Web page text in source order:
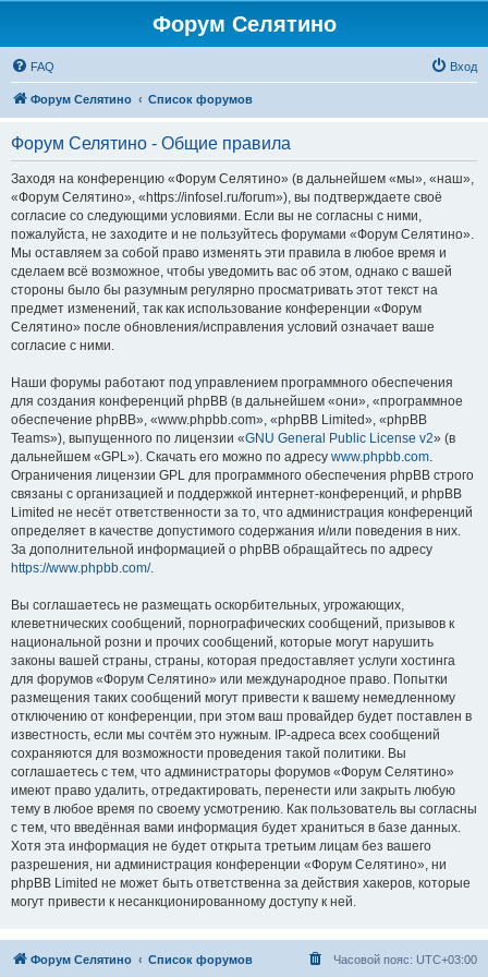
Форум Селятино
FAQ Вход
Форум Селятино Список форумов
Форум Селятино - Общие правила
Заходя на конференцию «Форум Селятино» (в дальнейшем «мы», «наш»,
«Форум Селятино», «https://infosel.ru/forum»), вы подтверждаете своё
согласие со следующими условиями. Если вы не согласны с ними,
пожалуйста, не заходите и не пользуйтесь форумами «Форум Селятино».
Мы оставляем за собой право изменять эти правила в любое время и
сделаем всё возможное, чтобы уведомить вас об этом, однако с вашей
стороны было бы разумным регулярно просматривать этот текст на
предмет изменений, так как использование конференции «Форум
Селятино» после обновления/исправления условий означает ваше
согласие с ними.
Наши форумы работают под управлением программного обеспечения
для создания конференций phpBB (в дальнейшем «они», «программное
обеспечение phpBB», «www.phpbb.com», «phpBB Limited», «phpBB
Teams»), выпущенного по лицензии «GNU General Public License v2» (в
дальнейшем «GPL»). Скачать его можно по адресу www.phpbb.com.
Ограничения лицензии GPL для программного обеспечения phpBB строго
связаны с организацией и поддержкой интернет-конференций, и phpBB
Limited не несёт ответственности за то, что администрация конференций
определяет в качестве допустимого содержания и/или поведения в них.
За дополнительной информацией о phpBB обращайтесь по адресу
https://www.phpbb.com/.
Вы соглашаетесь не размещать оскорбительных, угрожающих,
клеветнических сообщений, порнографических сообщений, призывов к
национальной розни и прочих сообщений, которые могут нарушить
законы вашей страны, страны, которая предоставляет услуги хостинга
для форумов «Форум Селятино» или международное право. Попытки
размещения таких сообщений могут привести к вашему немедленному
отключению от конференции, при этом ваш провайдер будет поставлен в
известность, если мы сочтём это нужным. IP-адреса всех сообщений
сохраняются для возможности проведения такой политики. Вы
соглашаетесь с тем, что администраторы форумов «Форум Селятино»
имеют право удалить, отредактировать, перенести или закрыть любую
тему в любое время по своему усмотрению. Как пользователь вы согласны
с тем, что введённая вами информация будет храниться в базе данных.
Хотя эта информация не будет открыта третьим лицам без вашего
разрешения, ни администрация конференции «Форум Селятино», ни
phpBB Limited не может быть ответственна за действия хакеров, которые
могут привести к несанкционированному доступу к ней.
Форум Селятино Список форумов Часовой пояс: UTC+03:00